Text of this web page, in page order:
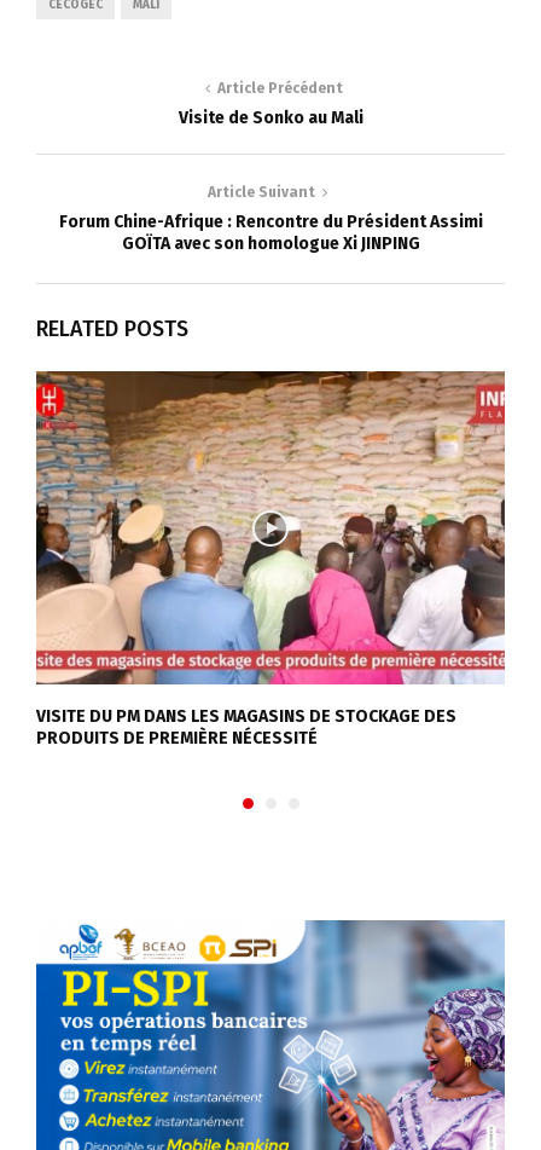
CECOGEC MALI
Article Précédent
Visite de Sonko au Mali
Article Suivant
Forum Chine-Afrique : Rencontre du Président Assimi
GOÏTA avec son homologue Xi JINPING
RELATED POSTS
VISITE DU PM DANS LES MAGASINS DE STOCKAGE DES
PRODUITS DE PREMIÈRE NÉCESSITÉ